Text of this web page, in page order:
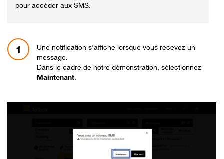
pour accéder aux SMS.
1
Une notification s'affiche lorsque vous recevez un
message.
Dans le cadre de notre démonstration, sélectionnez
Maintenant.